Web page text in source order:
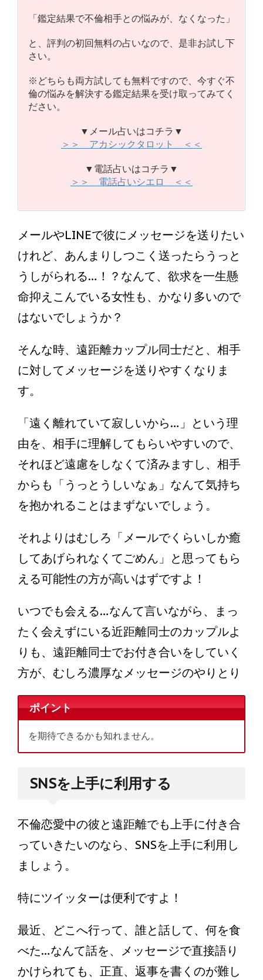
「鑑定結果で不倫相手との悩みが、なくなった」
と、評判の初回無料の占いなので、是非お試し下
さい。
※どちらも両方試しても無料ですので、今すぐ不
倫の悩みを解決する鑑定結果を受け取ってみてく
ださい。
▼メール占いはコチラ▼
＞＞ アカシックタロット ＜＜
▼電話占いはコチラ▼
＞＞ 電話占いシエロ ＜＜
メールやLINEで彼にメッセージを送りたい
けれど、あんまりしつこく送ったらうっと
うしがられる…！？なんて、欲求を一生懸
命抑えこんでいる女性も、かなり多いので
はないでしょうか？
そんな時、遠距離カップル同士だと、相手
に対してメッセージを送りやすくなりま
す。
「遠く離れていて寂しいから…」という理
由を、相手に理解してもらいやすいので、
それほど遠慮をしなくて済みますし、相手
からも「うっとうしいなぁ」なんて気持ち
を抱かれることはまずないでしょう。
それよりはむしろ「メールでくらいしか癒
してあげられなくてごめん」と思ってもら
える可能性の方が高いはずですよ！
いつでも会える…なんて言いながら、まっ
たく会えずにいる近距離同士のカップルよ
りも、遠距離同士でお付き合いをしていく
方が、むしろ濃厚なメッセージのやりとり
ポイント
を期待できるかも知れません。
SNSを上手に利用する
不倫恋愛中の彼と遠距離でも上手に付き合
っていきたいのなら、SNSを上手に利用し
ましょう。
特にツイッターは便利ですよ！
最近、どこへ行って、誰と話して、何を食
べた…なんて話を、メッセージで直接語り
かけられても、正直、返事を書くのが難し